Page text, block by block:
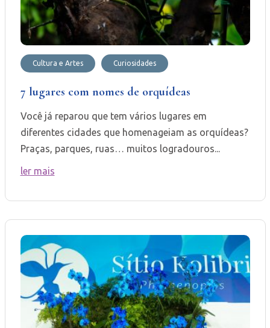
Cultura e Artes Curiosidades
7 lugares com nomes de orquídeas
Você já reparou que tem vários lugares em
diferentes cidades que homenageiam as orquídeas?
Praças, parques, ruas… muitos logradouros...
ler mais